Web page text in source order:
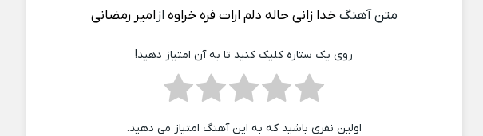
متن آهنگخدا زانی حاله دلم ارات فره خراوه ازامیر رمضانی
روی یک ستاره کلیک کنید تا به آن امتیاز دهید!
اولین نفری باشید که به این آهنگ امتیاز می دهید.